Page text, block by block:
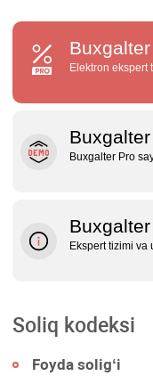
Buxgalter
Elektron ekspert
Buxgalter
Buxgalter Pro
Ekspert tizimi
Soliq kodeksi
Foyda soligʻi